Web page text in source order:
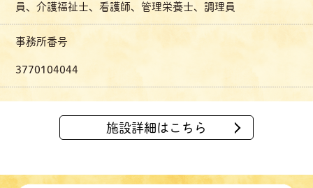
員、介護福祉士、看護師、管理栄養士、調理員
事務所番号
3770104044
施設詳細はこちら